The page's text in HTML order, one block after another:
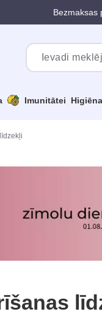
Bezmaksas
Imunitātei Higiēna